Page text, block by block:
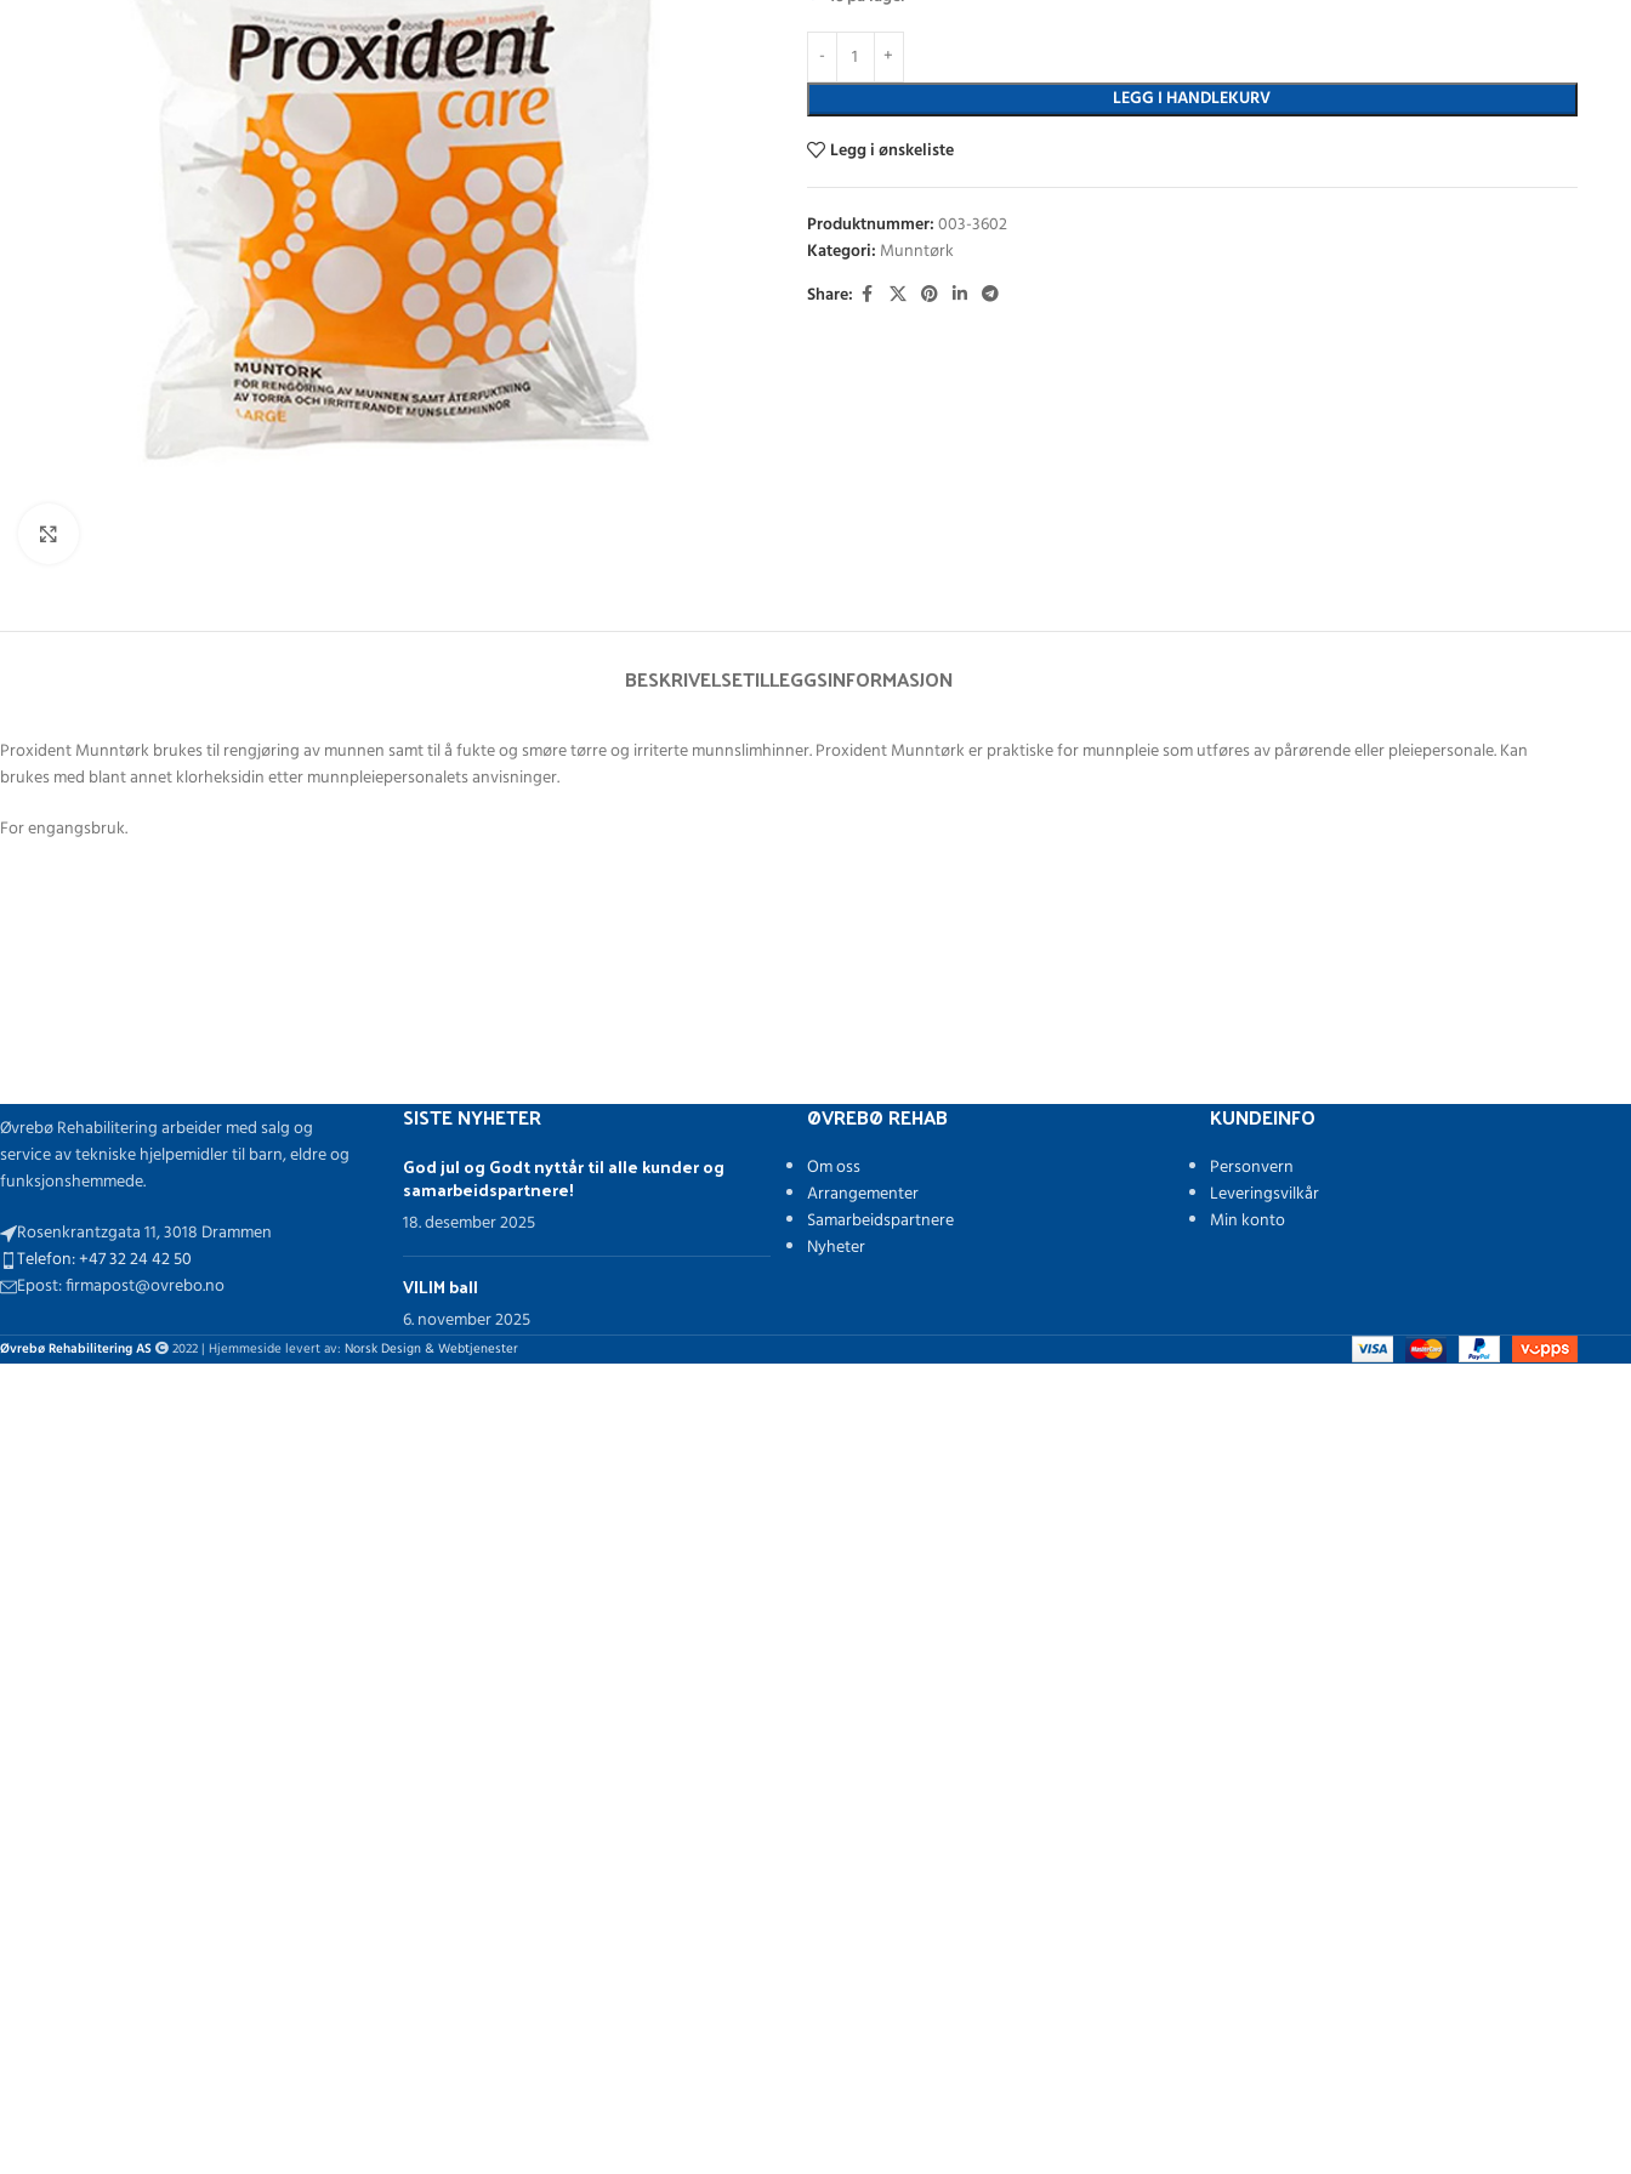
LEGG I HANDLEKURV
Legg i ønskeliste
Produktnummer:003-3602
Kategori: Munntørk
Share:
BESKRIVELSETILLEGGSINFORMASJON
Proxident Munntørk brukes til rengjøring av munnen samt til å fukte og smøre tørre og irriterte munnslimhinner. Proxident Munntørk er praktiske for munnpleie som utføres av pårørende eller pleiepersonale. Kan
brukes med blant annet klorheksidin etter munnpleiepersonalets anvisninger.
For engangsbruk.
Øvrebø Rehabilitering arbeider med salg og
service av tekniske hjelpemidler til barn, eldre og
funksjonshemmede.
Rosenkrantzgata 11, 3018 Drammen
Telefon: +47 32 24 42 50
Epost: firmapost@ovrebo.no
SISTE NYHETER
God jul og Godt nyttår til alle kunder og
samarbeidspartnere!
18. desember 2025
VILIM ball
6. november 2025
ØVREBØ REHAB
Om oss
Arrangementer
Samarbeidspartnere
Nyheter
KUNDEINFO
Personvern
Leveringsvilkår
Min konto
Øvrebø Rehabilitering AS 2022 | Hjemmeside levert av: Norsk Design & Webtjenester